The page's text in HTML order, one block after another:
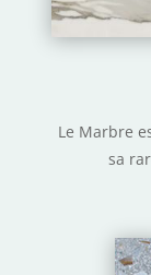
Le Marbre
sa